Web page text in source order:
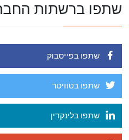
שתפו ברשתות
שתפו בפייסבוק
שתפו בטוויטר
שתפו בלינקדין